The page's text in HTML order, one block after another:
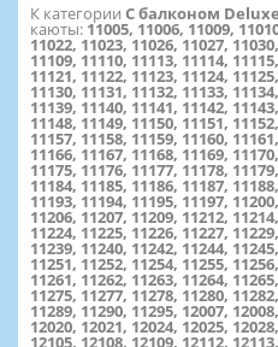
К категории С балконом
каюты: 11005, 11006, 11009,
11022, 11023, 11026, 11027,
11109, 11110, 11113, 11114,
11121, 11122, 11123, 11124,
11130, 11131, 11132, 11133,
11139, 11140, 11141, 11142,
11148, 11149, 11150, 11151,
11157, 11158, 11159, 11160,
11166, 11167, 11168, 11169,
11175, 11176, 11177, 11178,
11184, 11185, 11186, 11187,
11193, 11194, 11195, 11197,
11206, 11207, 11209, 11212,
11224, 11225, 11226, 11227,
11239, 11240, 11242, 11244,
11251, 11252, 11254, 11255,
11261, 11262, 11263, 11264,
11275, 11277, 11278, 11280,
11289, 11290, 11295, 12007,
12020, 12021, 12024, 12025,
12105, 12108, 12109, 12112,